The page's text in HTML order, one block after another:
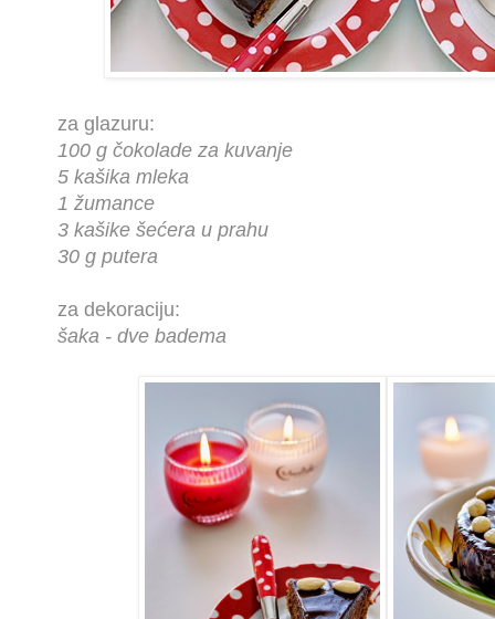
za glazuru:
100 g čokolade za kuvanje
5 kašika mleka
1 žumance
3 kašike šećera u prahu
30 g putera
za dekoraciju:
šaka - dve badema